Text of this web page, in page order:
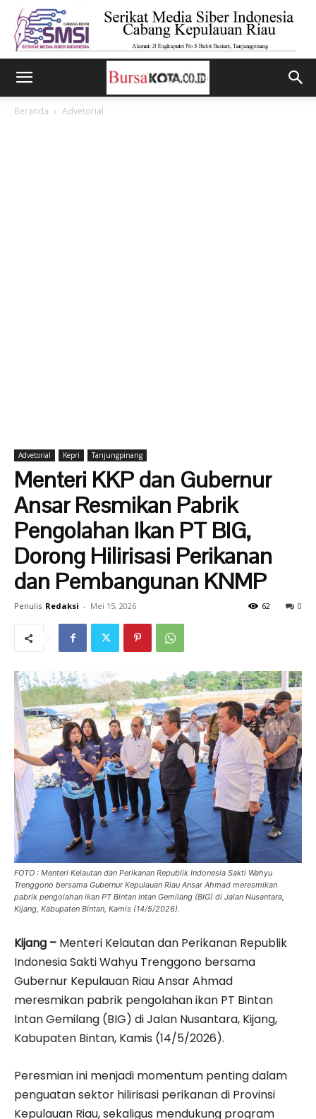
Beranda Advetorial
Advetorial Kepri Tanjungpinang
Menteri KKP dan Gubernur
Ansar Resmikan Pabrik
Pengolahan Ikan PT BIG,
Dorong Hilirisasi Perikanan
dan Pembangunan KNMP
Penulis Redaksi - Mei 15, 2026 0
62
FOTO : Menteri Kelautan dan Perikanan Republik Indonesia Sakti Wahyu
Trenggono bersama Gubernur Kepulauan Riau Ansar Ahmad meresmikan
pabrik pengolahan ikan PT Bintan Intan Gemilang (BIG) di Jalan Nusantara,
Kijang, Kabupaten Bintan, Kamis (14/5/2026).
Kijang – Menteri Kelautan dan Perikanan Republik
Indonesia Sakti Wahyu Trenggono bersama
Gubernur Kepulauan Riau Ansar Ahmad
meresmikan pabrik pengolahan ikan PT Bintan
Intan Gemilang (BIG) di Jalan Nusantara, Kijang,
Kabupaten Bintan, Kamis (14/5/2026).
Peresmian ini menjadi momentum penting dalam
penguatan sektor hilirisasi perikanan di Provinsi
Kepulauan Riau, sekaligus mendukung program